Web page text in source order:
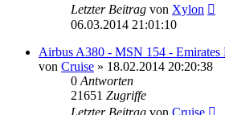
Letzter Beitrag von Xylon
06.03.2014 21:01:10
Airbus A380 - MSN 154 - Emirates
von Cruise » 18.02.2014 20:20:38
0 Antworten
21651 Zugriffe
Letzter Beitrag von Cruise